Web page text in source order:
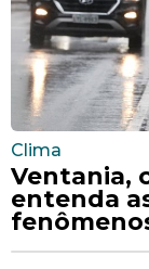
Clima
Ventania,
entenda